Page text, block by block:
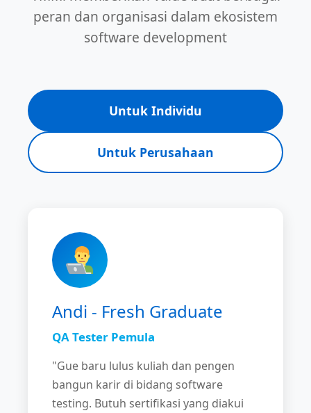
peran dan organisasi dalam ekosistem
software development
Untuk Individu
Untuk Perusahaan
Andi - Fresh Graduate
QA Tester Pemula
"Gue baru lulus kuliah dan pengen
bangun karir di bidang software
testing. Butuh sertifikasi yang diakui